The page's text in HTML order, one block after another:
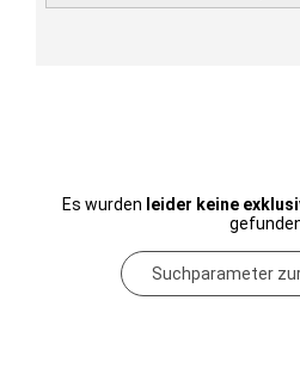
Es wurden leider keine
Suchparameter